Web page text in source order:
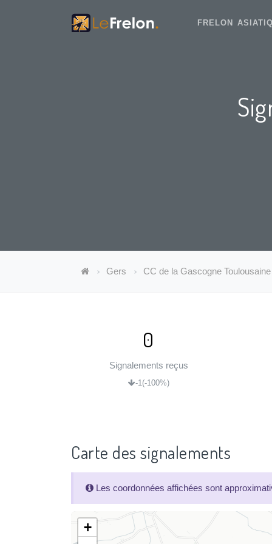
FRELON
Gers CC de la Gascogne Toulousaine
0
Signalements reçus
-1(-100%)
Carte des signalements
Les coordonnées affichées sont
+